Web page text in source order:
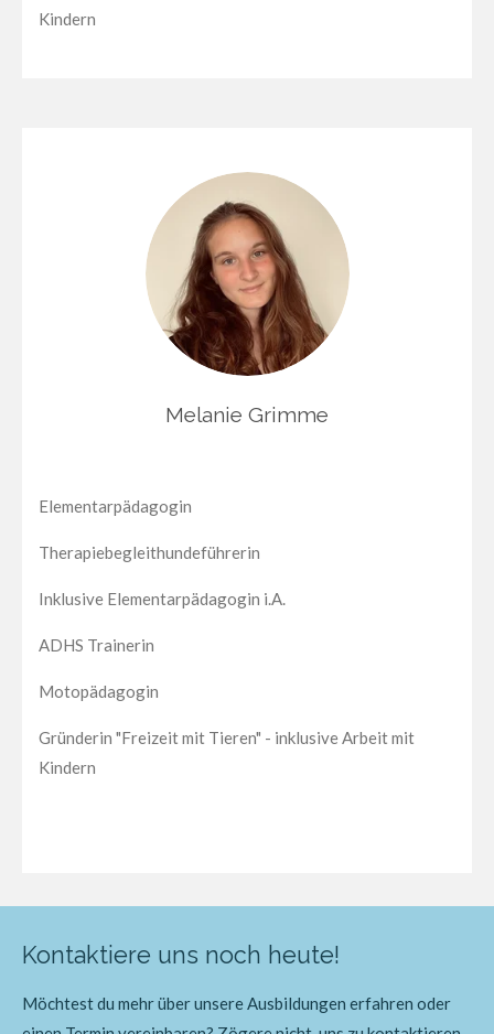
Kindern
Melanie Grimme
Elementarpädagogin
Therapiebegleithundeführerin
Inklusive Elementarpädagogin i.A.
ADHS Trainerin
Motopädagogin
Gründerin "Freizeit mit Tieren" - inklusive Arbeit mit
Kindern
Kontaktiere uns noch heute!
Möchtest du mehr über unsere Ausbildungen erfahren oder